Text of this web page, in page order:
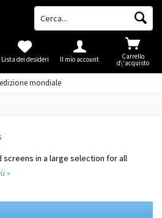
mondiale
Carrello
d\'acquisto
Lista dei desideri Il mio account
screens in a large selection for all
»